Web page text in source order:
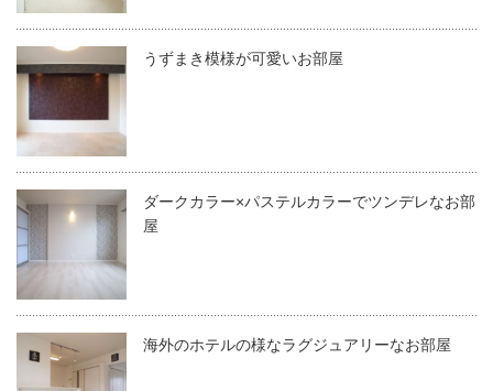
うずまき模様が可愛いお部屋
ダークカラー×パステルカラーでツンデレなお部
屋
海外のホテルの様なラグジュアリーなお部屋